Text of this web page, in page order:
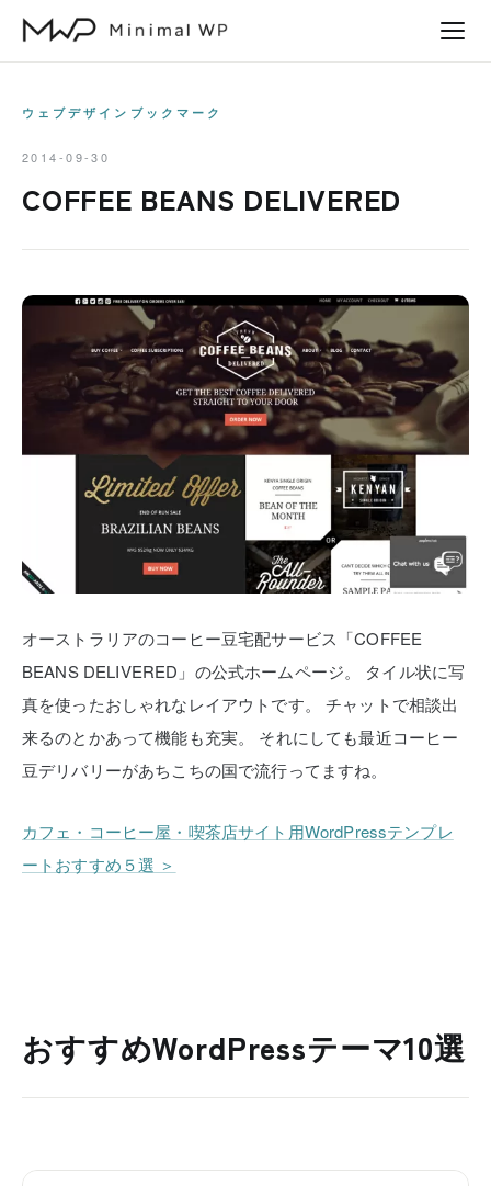
ウェブデザインブックマーク
2014-09-30
COFFEE BEANS DELIVERED
オーストラリアのコーヒー豆宅配サービス「COFFEE
BEANS DELIVERED」の公式ホームページ。
タイル状に写
真を使ったおしゃれなレイアウトです。
チャットで相談出
来るのとかあって機能も充実。
それにしても最近コーヒー
豆デリバリーがあちこちの国で流行ってますね。
カフェ・コーヒー屋・喫茶店サイト用WordPressテンプレ
ートおすすめ５選 ＞
おすすめWordPressテーマ10選